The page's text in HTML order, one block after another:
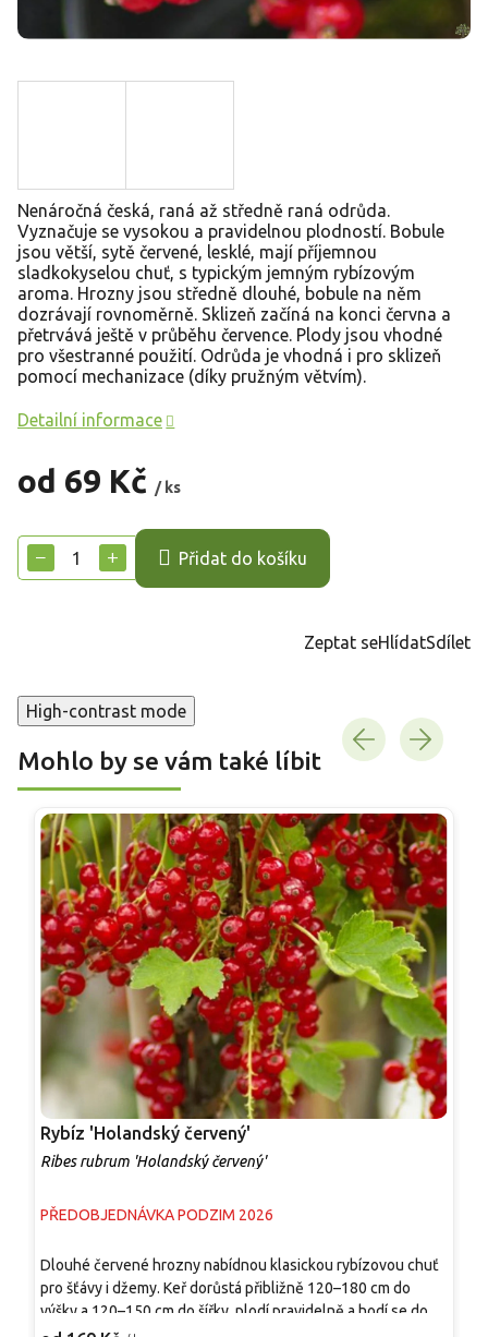
od 69 Kč / ks
cena:
+
− Přidat do košíku
Nenáročná česká, raná až středně raná odrůda.
Vyznačuje se vysokou a pravidelnou plodností. Bobule
jsou větší, sytě červené, lesklé, mají příjemnou
sladkokyselou chuť, s typickým jemným rybízovým
aroma. Hrozny jsou středně dlouhé, bobule na něm
dozrávají rovnoměrně. Sklizeň začíná na konci června a
přetrvává ještě v průběhu července. Plody jsou vhodné
pro všestranné použití. Odrůda je vhodná i pro sklizeň
pomocí mechanizace (díky pružným větvím).
Detailní informace
Zeptat seHlídatSdílet
High-contrast mode
Mohlo by se vám také líbit
Rybíz 'Holandský červený'
Ribes rubrum 'Holandský červený'
PŘEDOBJEDNÁVKA PODZIM 2026
Dlouhé červené hrozny nabídnou klasickou rybízovou chuť
pro šťávy i džemy. Keř dorůstá přibližně 120–180 cm do
výšky a 120–150 cm do šířky, plodí pravidelně a hodí se do